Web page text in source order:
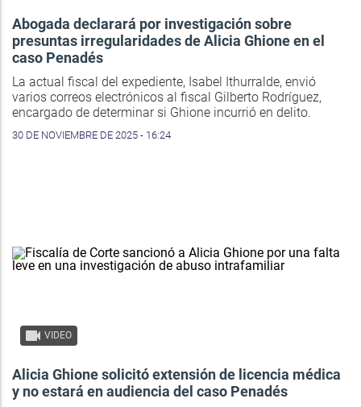
Abogada declarará por investigación sobre
presuntas irregularidades de Alicia Ghione en el
caso Penadés
La actual fiscal del expediente, Isabel Ithurralde, envió
varios correos electrónicos al fiscal Gilberto Rodríguez,
encargado de determinar si Ghione incurrió en delito.
30 DE NOVIEMBRE DE 2025 - 16:24
VIDEO
Alicia Ghione solicitó extensión de licencia médica
y no estará en audiencia del caso Penadés